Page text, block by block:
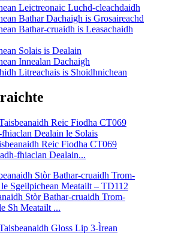
Leictreonaic Luchd-cleachdaidh
Bathar Dachaigh is Grosaireachd
Bathar-cruaidh is Leasachaidh
Solais is Dealain
Innealan Dachaigh
Litreachais is Shoidhnichean
Reic Fiodha CT069
fhiaclan Dealain...
Stòr Bathar-cruaidh Trom-
Sh Meatailt ...